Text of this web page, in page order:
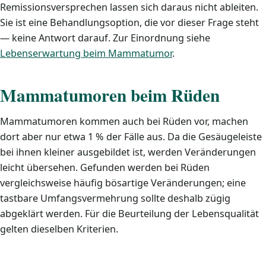
Remissionsversprechen lassen sich daraus nicht ableiten.
Sie ist eine Behandlungsoption, die vor dieser Frage steht
— keine Antwort darauf. Zur Einordnung siehe
Lebenserwartung beim Mammatumor.
Mammatumoren beim Rüden
Mammatumoren kommen auch bei Rüden vor, machen
dort aber nur etwa 1 % der Fälle aus. Da die Gesäugeleiste
bei ihnen kleiner ausgebildet ist, werden Veränderungen
leicht übersehen. Gefunden werden bei Rüden
vergleichsweise häufig bösartige Veränderungen; eine
tastbare Umfangsvermehrung sollte deshalb zügig
abgeklärt werden. Für die Beurteilung der Lebensqualität
gelten dieselben Kriterien.